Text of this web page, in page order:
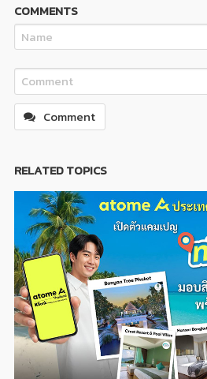
COMMENTS
Comment
RELATED TOPICS